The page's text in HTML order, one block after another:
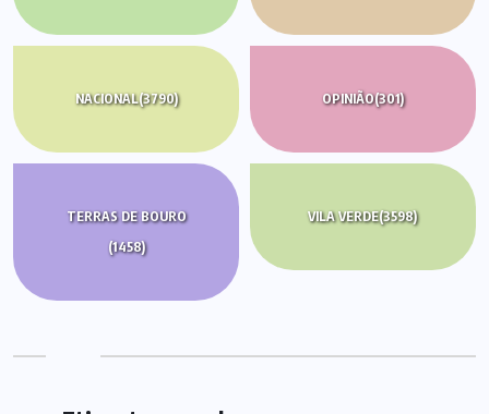
NACIONAL(3790) OPINIÃO(301)
TERRAS DE BOURO
(1458)
VILA VERDE(3598)